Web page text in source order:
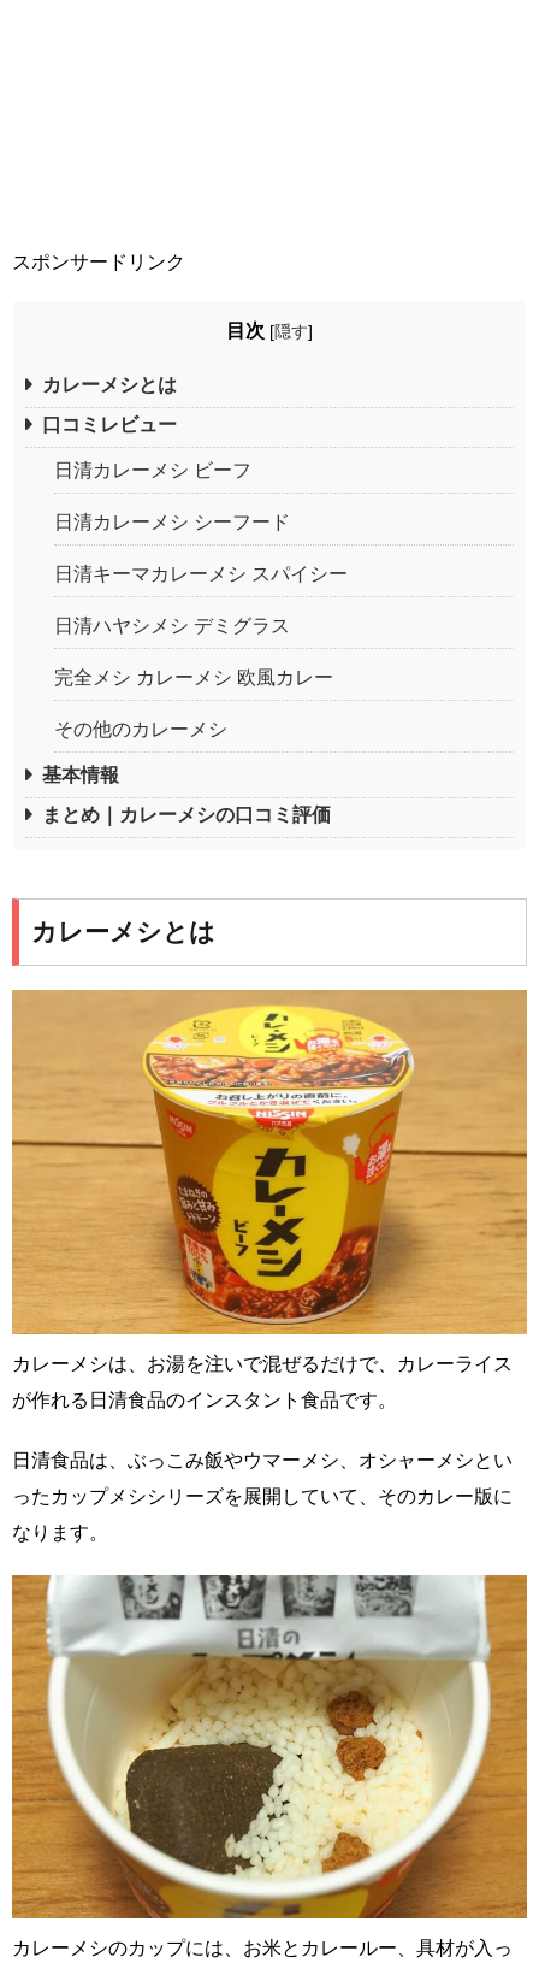
スポンサードリンク
目次 [隠す]
カレーメシとは
口コミレビュー
日清カレーメシ ビーフ
日清カレーメシ シーフード
日清キーマカレーメシ スパイシー
日清ハヤシメシ デミグラス
完全メシ カレーメシ 欧風カレー
その他のカレーメシ
基本情報
まとめ｜カレーメシの口コミ評価
カレーメシとは
カレーメシは、お湯を注いで混ぜるだけで、カレーライス
が作れる日清食品のインスタント食品です。
日清食品は、ぶっこみ飯やウマーメシ、オシャーメシとい
ったカップメシシリーズを展開していて、そのカレー版に
なります。
カレーメシのカップには、お米とカレールー、具材が入っ